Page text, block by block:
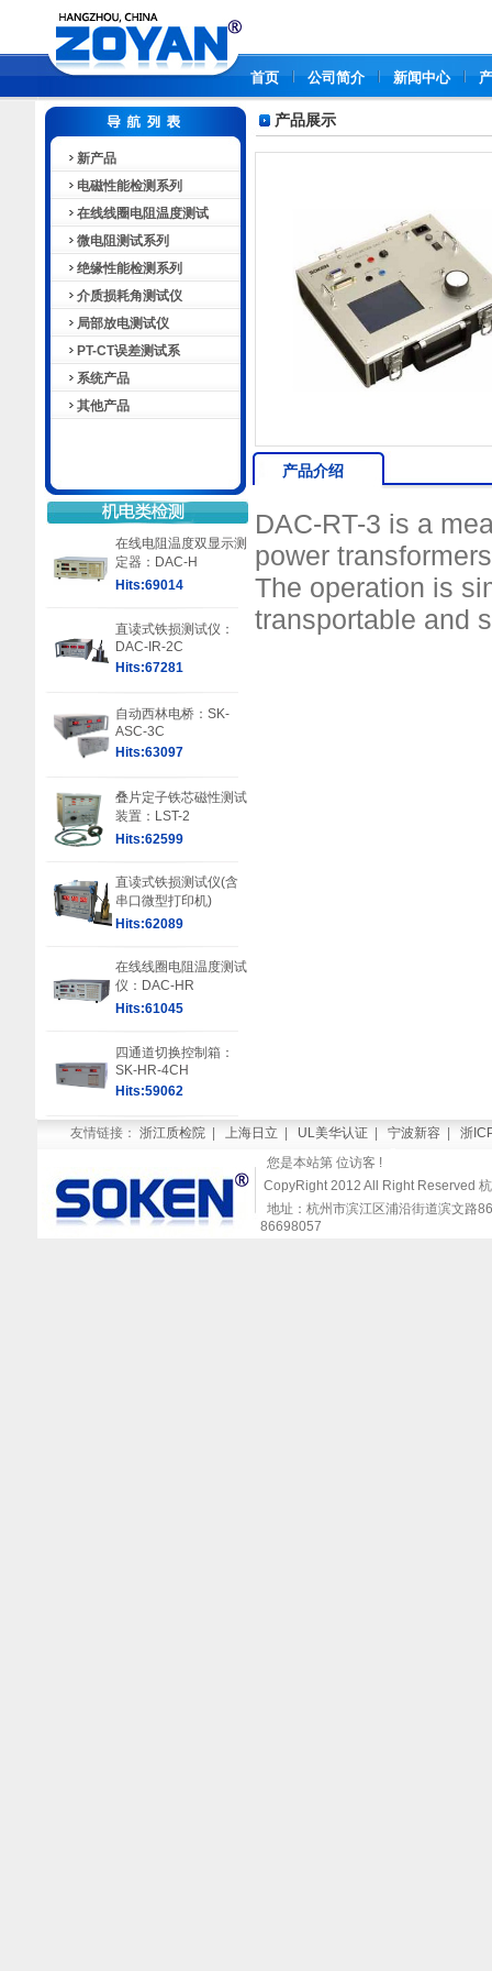
首页 公司简介 新闻中心
新产品
电磁性能检测系列
在线线圈电阻温度测试
微电阻测试系列
绝缘性能检测系列
介质损耗角测试仪
局部放电测试仪
PT-CT误差测试系
系统产品
其他产品
在线电阻温度双显示测
定器：DAC-H
Hits:69014
直读式铁损测试仪：
DAC-IR-2C
Hits:67281
自动西林电桥：SK-
ASC-3C
Hits:63097
叠片定子铁芯磁性测试
装置：LST-2
Hits:62599
直读式铁损测试仪(含
串口微型打印机)
Hits:62089
在线线圈电阻温度测试
仪：DAC-HR
Hits:61045
四通道切换控制箱：
SK-HR-4CH
Hits:59062
产品展示
产品介绍
DAC-RT-3 is a
power
The operation is
transportable and
友情链接： 浙江质检院| 上海日立 UL美华认证| 宁波新容| 浙
您是本站第 位访客 !
CopyRight 2012 All Right Reserved
地址：杭州市滨江区浦沿街道滨文
86698057